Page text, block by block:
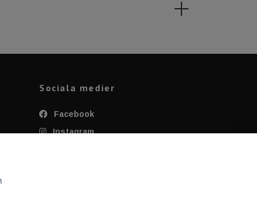
Sociala medier
Facebook
Instagram